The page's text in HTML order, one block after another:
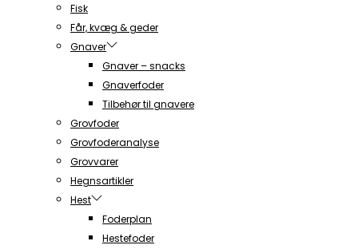
Fisk
Får, kvæg & geder
Gnaver
Gnaver – snacks
Gnaverfoder
Tilbehør til gnavere
Grovfoder
Grovfoderanalyse
Grovvarer
Hegnsartikler
Hest
Foderplan
Hestefoder